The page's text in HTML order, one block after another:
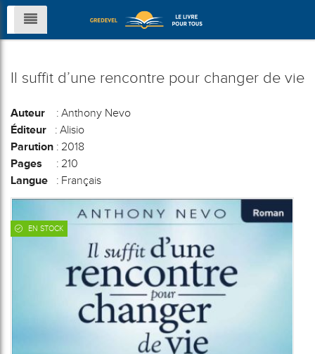
Il suffit d’une rencontre pour changer de vie
Auteur : Anthony Nevo
Éditeur : Alisio
Parution : 2018
Pages : 210
Langue : Français
EN STOCK